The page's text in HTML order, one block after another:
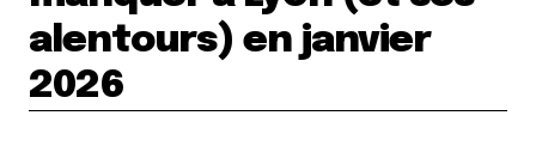
alentours) en janvier
2026